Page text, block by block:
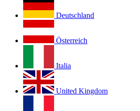
Deutschland
Österreich
Italia
United Kingdom